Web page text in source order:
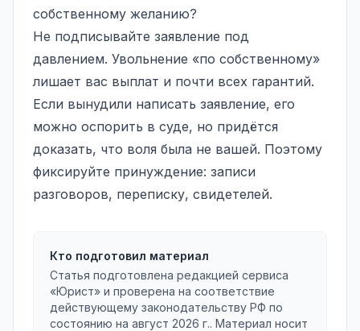
собственному желанию?
Не подписывайте заявление под
давлением. Увольнение «по собственному»
лишает вас выплат и почти всех гарантий.
Если вынудили написать заявление, его
можно оспорить в суде, но придётся
доказать, что воля была не вашей. Поэтому
фиксируйте принуждение: записи
разговоров, переписку, свидетелей.
Кто подготовил материал
Статья подготовлена редакцией сервиса
«Юрист» и проверена на соответствие
действующему законодательству РФ по
состоянию на август 2026 г.. Материал носит